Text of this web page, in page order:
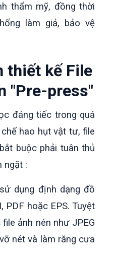
thẩm mỹ, đồng thời
làm giả, bảo vệ
thiết kế File
"Pre-press"
đáng tiếc trong quá
hao hụt vật tư, file
buộc phải tuân thủ
ngặt :
dụng định dạng đồ
PDF hoặc EPS. Tuyệt
ảnh nén như JPEG
nét và làm răng cưa